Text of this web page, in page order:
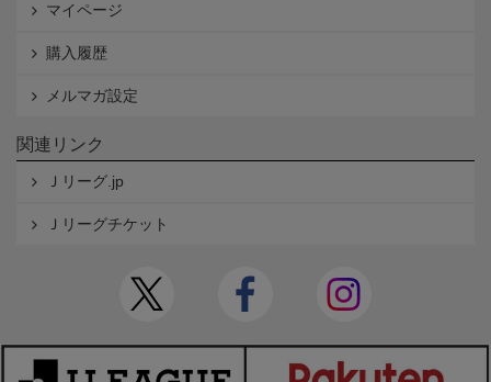
マイページ
購入履歴
メルマガ設定
関連リンク
Ｊリーグ.jp
Ｊリーグチケット